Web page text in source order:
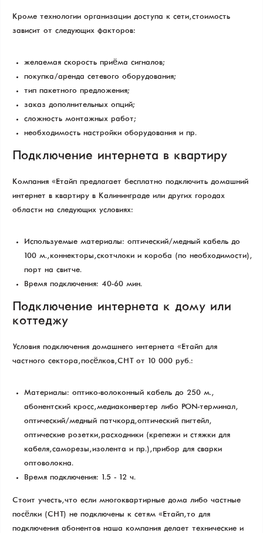
Кроме технологии организации доступа к сети, стоимость
зависит от следующих факторов:
желаемая скорость приёма сигналов;
покупка/аренда сетевого оборудования;
тип пакетного предложения;
заказ дополнительных опций;
сложность монтажных работ;
необходимость настройки оборудования и пр.
Подключение интернета в квартиру
Компания «Етайп» предлагает бесплатно подключить домашний
интернет в квартиру в Калининграде или других городах
области на следующих условиях:
Используемые материалы: оптический/медный кабель до
100 м., коннекторы, скотчлоки и короба (по необходимости),
порт на свитче.
Время подключения: 40-60 мин.
Подключение интернета к дому или
коттеджу
Условия подключения домашнего интернета «Етайп» для
частного сектора, посёлков, СНТ от 10 000 руб.:
Материалы: оптико-волоконный кабель до 250 м.,
абонентский кросс, медиаконвертер либо PON-терминал,
оптический/медный патчкорд, оптический пигтейл,
оптические розетки, расходники (крепежи и стяжки для
кабеля, саморезы, изолента и пр.), прибор для сварки
оптоволокна.
Время подключения: 1.5 - 12 ч.
Стоит учесть, что если многоквартирные дома либо частные
посёлки (СНТ) не подключены к сетям «Етайп», то для
подключения абонентов наша компания делает технические и